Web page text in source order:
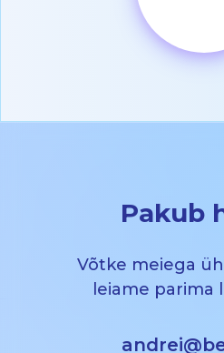
Pakub
Võtke meiega
leiame parima